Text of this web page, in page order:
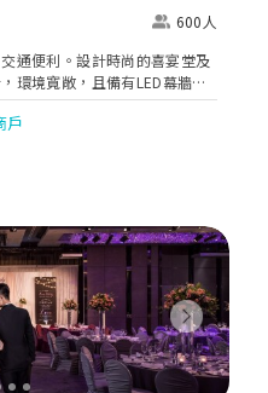
600人
通便利。設計時尚的喜宴堂及
環境寬敞，且備有LED幕牆、
40席，更配有水晶吊燈，適合
薈是毛孩友善場地，可以飽覽
婚派對。酒店專業的宴會團隊
漫美好回憶。
戶
Next